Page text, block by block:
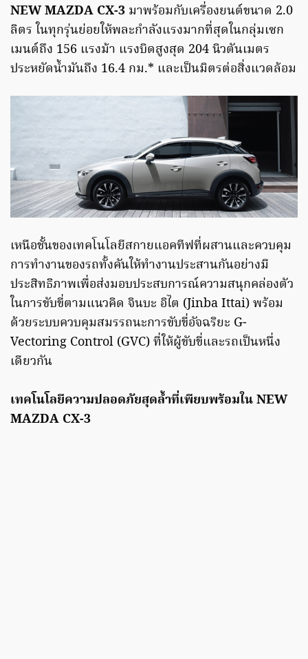
NEW MAZDA CX-3 มาพร้อมกับเครื่องยนต์ขนาด 2.0
ลิตร ในทุกรุ่นย่อยให้พละกำลังแรงมากที่สุดในกลุ่มเซก
เมนต์ถึง 156 แรงม้า แรงบิดสูงสุด 204 นิวตันเมตร
ประหยัดน้ำมันถึง 16.4 กม.* และเป็นมิตรต่อสิ่งแวดล้อม
เหนือชั้นของเทคโนโลยีสกายแอคทีฟที่ผสานและควบคุม
การทำงานของรถทั้งคันให้ทำงานประสานกันอย่างมี
ประสิทธิภาพเพื่อส่งมอบประสบการณ์ความสนุกคล่องตัว
ในการขับขี่ตามแนวคิด จินบะ อิไต (Jinba Ittai) พร้อม
ด้วยระบบควบคุมสมรรถนะการขับขี่อัจฉริยะ G-
Vectoring Control (GVC) ที่ให้ผู้ขับขี่และรถเป็นหนึ่ง
เดียวกัน
เทคโนโลยีความปลอดภัยสุดล้ำที่เพียบพร้อมใน NEW
MAZDA CX-3